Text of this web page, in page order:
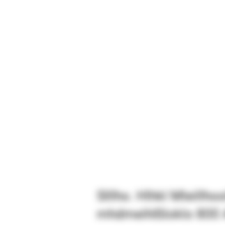
Slllho. Hlhkl
mhdmeihlßloklo 800